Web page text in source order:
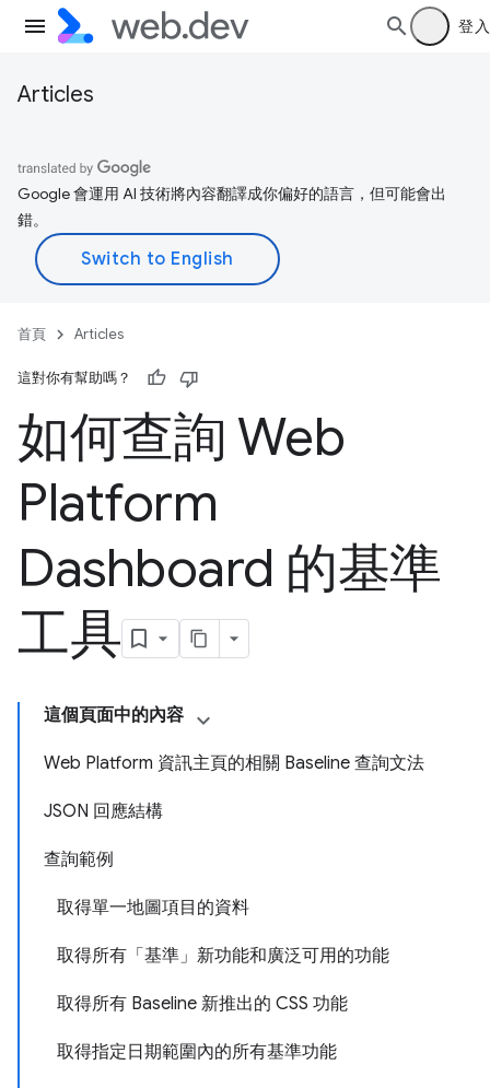
登入
Articles
Google 會運用 AI 技術將內容翻譯成你偏好的語言，但可能會出
錯。
首頁 Articles
這對你有幫助嗎？
如何查詢 Web
Platform
Dashboard 的基準
工具
這個頁面中的內容
Web Platform 資訊主頁的相關 Baseline 查詢文法
JSON 回應結構
查詢範例
取得單一地圖項目的資料
取得所有「基準」新功能和廣泛可用的功能
取得所有 Baseline 新推出的 CSS 功能
取得指定日期範圍內的所有基準功能